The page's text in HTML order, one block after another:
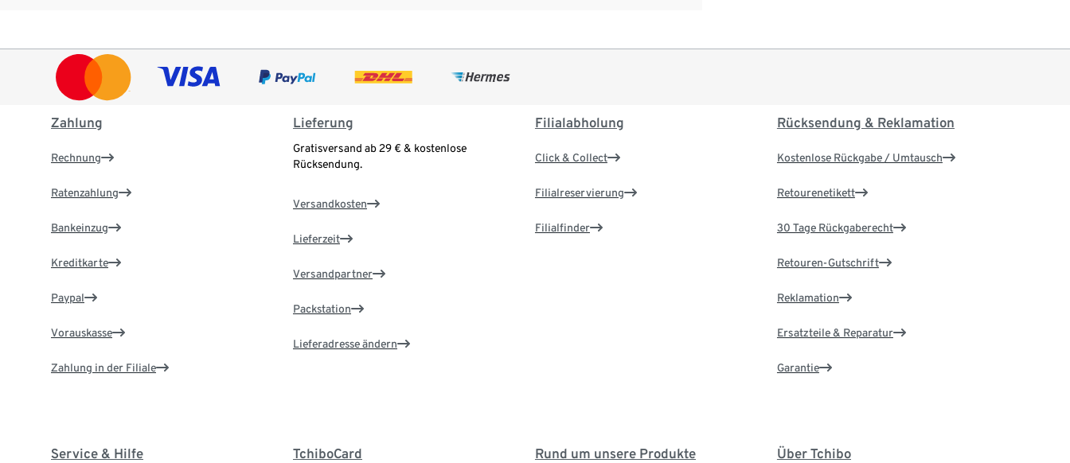
Zahlung
Rechnung
Ratenzahlung
Bankeinzug
Kreditkarte
Paypal
Vorauskasse
Zahlung in der Filiale
Lieferung
Gratisversand ab 29 € & kostenlose
Rücksendung.
Versandkosten
Lieferzeit
Versandpartner
Packstation
Lieferadresse ändern
Filialabholung
Click & Collect
Filialreservierung
Filialfinder
Rücksendung & Reklamation
Kostenlose Rückgabe / Umtausch
Retourenetikett
30 Tage Rückgaberecht
Retouren-Gutschrift
Reklamation
Ersatzteile & Reparatur
Garantie
Service & Hilfe TchiboCard Rund um unsere Produkte Über Tchibo